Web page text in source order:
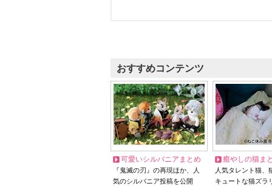
おすすめコンテンツ
可愛いシルバニアまとめ
『鬼滅の刃』の再現ほか、人
気のシルバニア投稿を公開
癒やしの猫ま
人気タレント猫
キュートな猫ズラ